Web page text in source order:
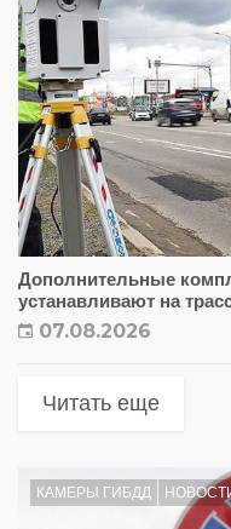
Дополнительные
устанавливают на
07.08.2026
Читать еще
КАМЕРЫ ГИБДД